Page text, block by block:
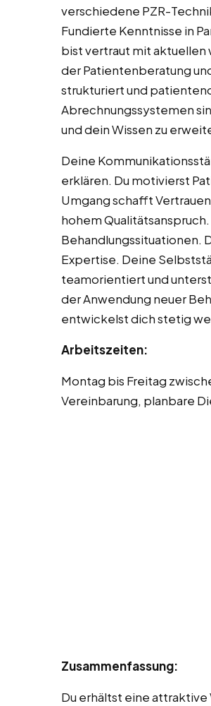
verschiedene PZR-
Fundierte Kenntnisse in
bist vertraut mit aktuellen
der Patientenberatung
strukturiert und
Abrechnungssystemen
und dein Wissen zu
Deine
erklären. Du motivierst
Umgang schafft
hohem
Behandlungssituationen.
Expertise. Deine
teamorientiert und
der Anwendung neuer
entwickelst dich stetig
Arbeitszeiten:
Montag bis Freitag
Vereinbarung, planbare
Zusammenfassung:
Du erhältst eine